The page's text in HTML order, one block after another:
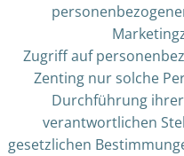
Zugriff auf
Zenting nur solche
Durchführung
verantwortlichen
gesetzlichen